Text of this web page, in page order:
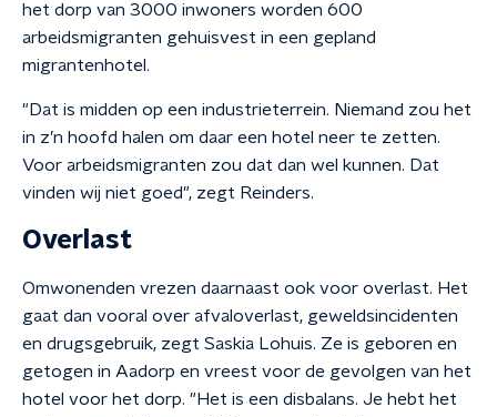
het dorp van 3000 inwoners worden 600
arbeidsmigranten gehuisvest in een gepland
migrantenhotel.
"Dat is midden op een industrieterrein. Niemand zou het
in z’n hoofd halen om daar een hotel neer te zetten.
Voor arbeidsmigranten zou dat dan wel kunnen. Dat
vinden wij niet goed", zegt Reinders.
Overlast
Omwonenden vrezen daarnaast ook voor overlast. Het
gaat dan vooral over afvaloverlast, geweldsincidenten
en drugsgebruik, zegt Saskia Lohuis. Ze is geboren en
getogen in Aadorp en vreest voor de gevolgen van het
hotel voor het dorp. "Het is een disbalans. Je hebt het